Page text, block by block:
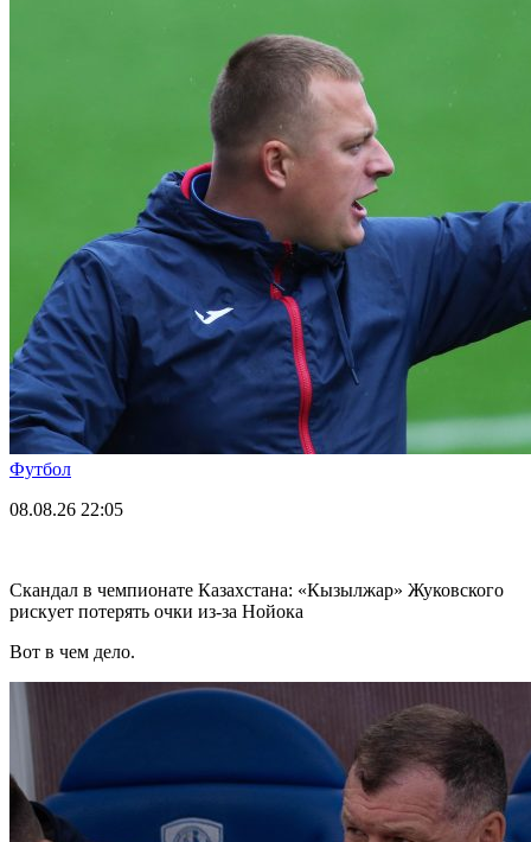
Футбол
08.08.26 22:05
Скандал в чемпионате Казахстана: «Кызылжар» Жуковского
рискует потерять очки из-за Нойока
Вот в чем дело.